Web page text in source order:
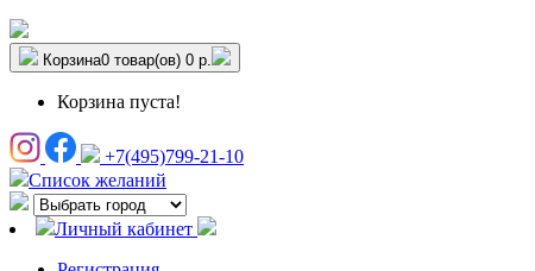
Корзина0 товар(ов) 0 р.
Корзина пуста!
+7(495)799-21-10
Список желаний
Личный кабинет